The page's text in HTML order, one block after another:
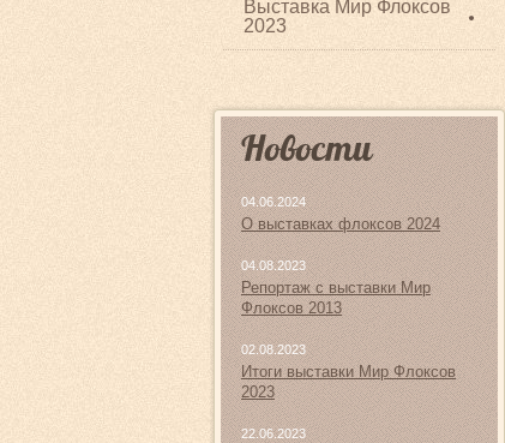
Выставка Мир Флоксов
2023
Новости
04.06.2024
О выставках флоксов 2024
04.08.2023
Репортаж с выставки Мир
Флоксов 2013
02.08.2023
Итоги выставки Мир Флоксов
2023
22.06.2023